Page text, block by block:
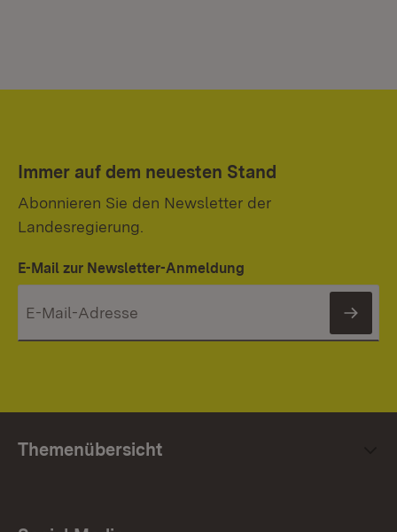
Immer auf dem neuesten Stand
Abonnieren Sie den Newsletter der
Landesregierung.
E-Mail zur Newsletter-Anmeldung
Themenübersicht